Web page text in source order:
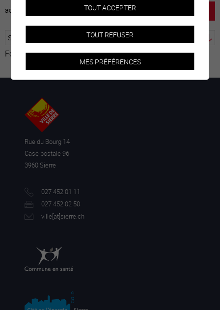
accueil emploi mentions légales
Fourni par Traduction
Rue du Bourg 14
Case postale 96
3960 Sierre
027 452 01 11
027 452 02 50
ville[at]sierre.ch
TOUT ACCEPTER
TOUT REFUSER
MES PRÉFÉRENCES